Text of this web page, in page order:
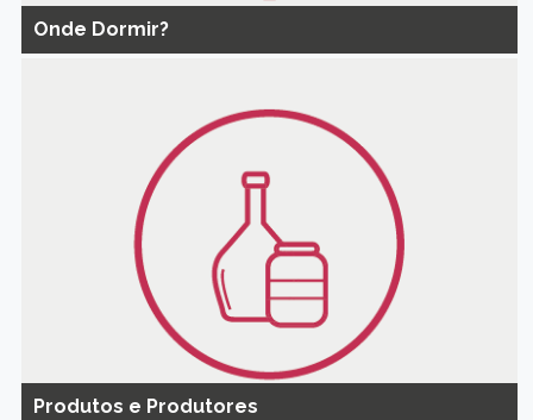
Onde Dormir?
Produtos e Produtores